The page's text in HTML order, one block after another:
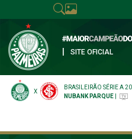
SITE OFICIAL
X
BRASILEIRÃO SÉRIE A
NUBANK PARQUE